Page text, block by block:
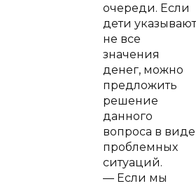
очереди. Если
дети указывают
не все
значения
денег, можно
предложить
решение
данного
вопроса в виде
проблемных
ситуаций.
— Если мы